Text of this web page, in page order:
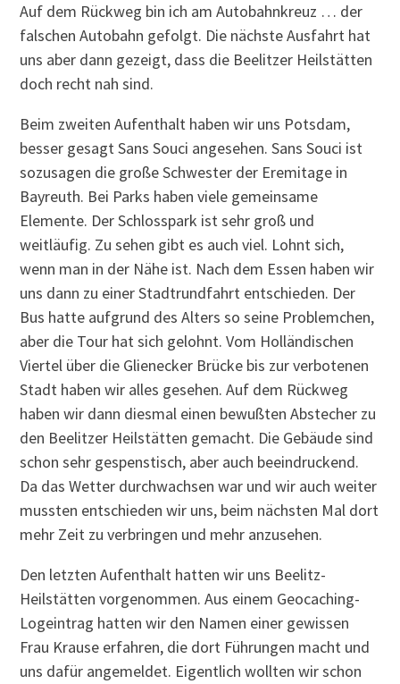
Auf dem Rückweg bin ich am Autobahnkreuz … der
falschen Autobahn gefolgt. Die nächste Ausfahrt hat
uns aber dann gezeigt, dass die Beelitzer Heilstätten
doch recht nah sind.
Beim zweiten Aufenthalt haben wir uns Potsdam,
besser gesagt Sans Souci angesehen. Sans Souci ist
sozusagen die große Schwester der Eremitage in
Bayreuth. Bei Parks haben viele gemeinsame
Elemente. Der Schlosspark ist sehr groß und
weitläufig. Zu sehen gibt es auch viel. Lohnt sich,
wenn man in der Nähe ist. Nach dem Essen haben wir
uns dann zu einer Stadtrundfahrt entschieden. Der
Bus hatte aufgrund des Alters so seine Problemchen,
aber die Tour hat sich gelohnt. Vom Holländischen
Viertel über die Glienecker Brücke bis zur verbotenen
Stadt haben wir alles gesehen. Auf dem Rückweg
haben wir dann diesmal einen bewußten Abstecher zu
den Beelitzer Heilstätten gemacht. Die Gebäude sind
schon sehr gespenstisch, aber auch beeindruckend.
Da das Wetter durchwachsen war und wir auch weiter
mussten entschieden wir uns, beim nächsten Mal dort
mehr Zeit zu verbringen und mehr anzusehen.
Den letzten Aufenthalt hatten wir uns Beelitz-
Heilstätten vorgenommen. Aus einem Geocaching-
Logeintrag hatten wir den Namen einer gewissen
Frau Krause erfahren, die dort Führungen macht und
uns dafür angemeldet. Eigentlich wollten wir schon